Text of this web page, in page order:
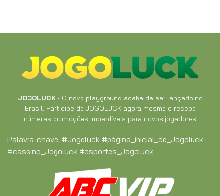
JOGOLUCK- O novo playground acaba de ser lançado no
Brasil. Participe do JOGOLUCK agora mesmo e receba
inúmeras promoções imperdíveis para novos jogadores.
Palavra-chave: #Jogoluck #página_inicial_do_Jogoluck
#cassino_Jogoluck #esportes_Jogoluck